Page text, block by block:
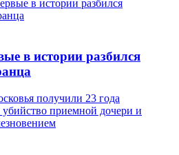
в истории разбился